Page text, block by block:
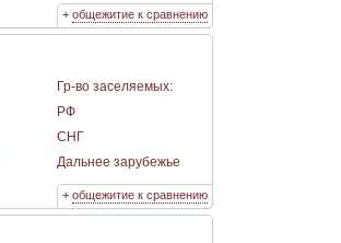
+ общежитие к сравнению
Гр-во заселяемых:
РФ
СНГ
Дальнее зарубежье
+ общежитие к сравнению